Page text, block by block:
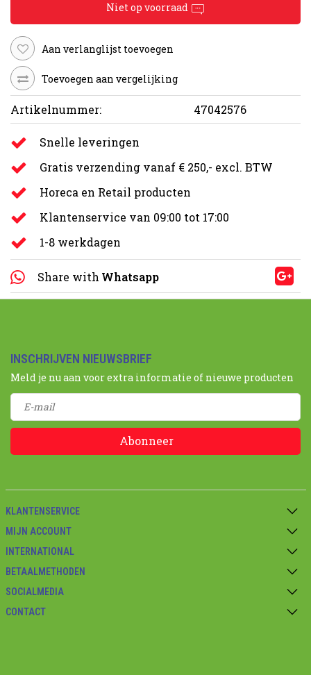
Niet op voorraad
Aan verlanglijst toevoegen
Toevoegen aan vergelijking
Artikelnummer: 47042576
Snelle leveringen
Gratis verzending vanaf € 250,- excl. BTW
Horeca en Retail producten
Klantenservice van 09:00 tot 17:00
1-8 werkdagen
Share with Whatsapp
INSCHRIJVEN NIEUWSBRIEF
Meld je nu aan voor extra informatie of nieuwe producten
Abonneer
KLANTENSERVICE
MIJN ACCOUNT
INTERNATIONAL
BETAALMETHODEN
SOCIALMEDIA
CONTACT